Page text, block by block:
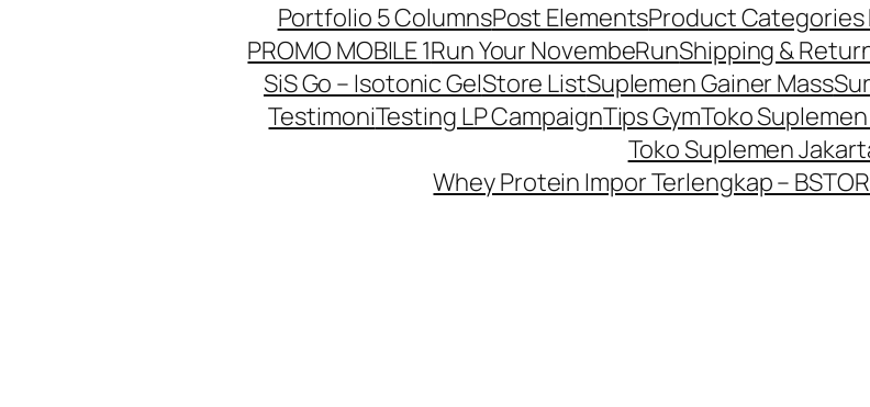
Portfolio 5 ColumnsPost ElementsProduct Categories
PROMO MOBILE 1Run Your NovembeRunShipping &
SiS Go – Isotonic GelStore ListSuplemen Gainer Mass
TestimoniTesting LP CampaignTips GymToko
Toko Suplemen
Whey Protein Impor Terlengkap –